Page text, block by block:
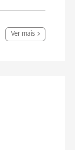
Ver mais